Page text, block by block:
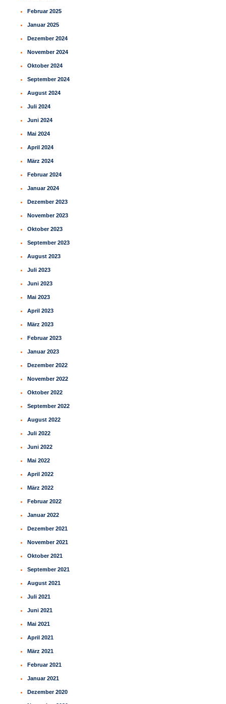
Februar 2025
Januar 2025
Dezember 2024
November 2024
Oktober 2024
September 2024
August 2024
Juli 2024
Juni 2024
Mai 2024
April 2024
März 2024
Februar 2024
Januar 2024
Dezember 2023
November 2023
Oktober 2023
September 2023
August 2023
Juli 2023
Juni 2023
Mai 2023
April 2023
März 2023
Februar 2023
Januar 2023
Dezember 2022
November 2022
Oktober 2022
September 2022
August 2022
Juli 2022
Juni 2022
Mai 2022
April 2022
März 2022
Februar 2022
Januar 2022
Dezember 2021
November 2021
Oktober 2021
September 2021
August 2021
Juli 2021
Juni 2021
Mai 2021
April 2021
März 2021
Februar 2021
Januar 2021
Dezember 2020